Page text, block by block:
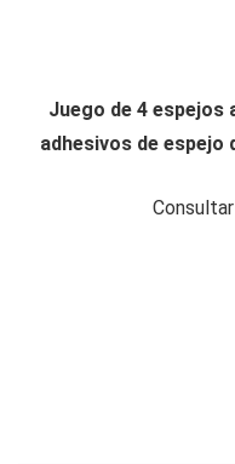
Juego de 4 espejos
adhesivos de espejo